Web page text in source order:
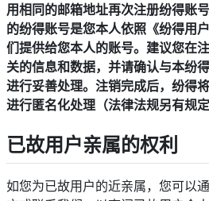
用相同的邮箱地址再次注册纷得账
的纷得账号是您本人依照《纷得用
们提供给您本人的账号。建议您在
关的信息和数据，并请确认与本纷
进行妥善处理。注销完成后，纷得
进行匿名化处理（法律法规另有规定
已故用户亲属的权利
如您为已故用户的近亲属，您可以